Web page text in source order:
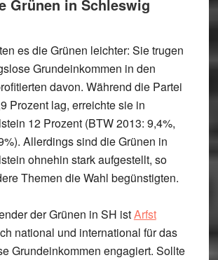
Grünen in Schleswig
es die Grünen leichter: Sie trugen
Grundeinkommen in den
davon. Während die Partei
Prozent lag, erreichte sie in
12 Prozent (BTW 2013: 9,4%,
Allerdings sind die Grünen in
ohnehin stark aufgestellt, so
Themen die Wahl begünstigten.
der Grünen in SH istArfst
national und international für das
Grundeinkommen engagiert. Sollte